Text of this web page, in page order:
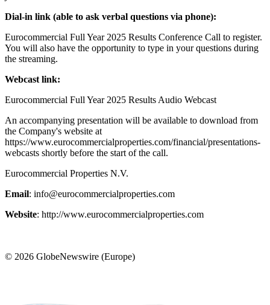
Dial-in link (able to ask verbal questions via phone):
Eurocommercial Full Year 2025 Results Conference Call to register.
You will also have the opportunity to type in your questions during
the streaming.
Webcast link:
Eurocommercial Full Year 2025 Results Audio Webcast
An accompanying presentation will be available to download from
the Company's website at
https://www.eurocommercialproperties.com/financial/presentations-
webcasts shortly before the start of the call.
Eurocommercial Properties N.V.
Email: info@eurocommercialproperties.com
Website: http://www.eurocommercialproperties.com
© 2026 GlobeNewswire (Europe)